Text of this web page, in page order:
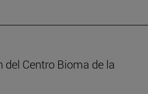
Centro Bioma de la